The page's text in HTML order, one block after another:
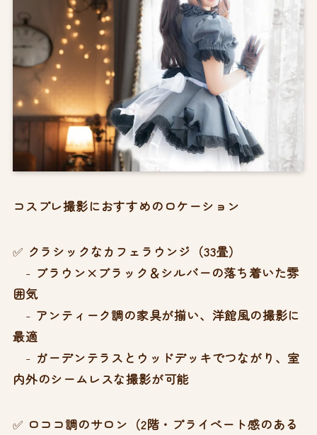
コスプレ撮影におすすめのロケーション
✅ クラシックなカフェラウンジ（33畳）
- ブラウン×ブラック＆シルバーの落ち着いた雰
囲気
- アンティーク調の家具が揃い、洋館風の撮影に
最適
- ガーデンテラスとウッドデッキでつながり、室
内外のシームレスな撮影が可能
✅ ロココ調のサロン（2階・プライベート感のある